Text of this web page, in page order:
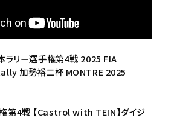
ラリー選手権第4戦 2025 FIA
加勢裕二杯 MONTRE 2025
第4戦 【Castrol with TEIN】ダイジ